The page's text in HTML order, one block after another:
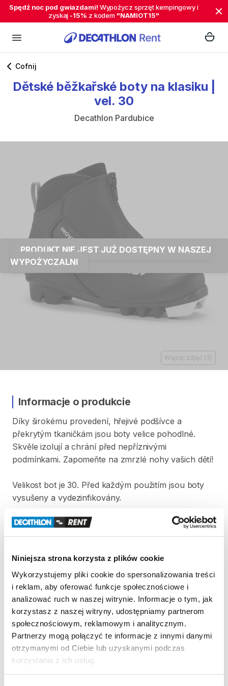
Niniejsza strona korzysta z plików cookie
Wykorzystujemy pliki cookie do spersonalizowania treści
i reklam, aby oferować funkcje społecznościowe i
analizować ruch w naszej witrynie. Informacje o tym, jak
korzystasz z naszej witryny, udostępniamy partnerom
społecznościowym, reklamowym i analitycznym.
Partnerzy mogą połączyć te informacje z innymi danymi
otrzymanymi od Ciebie lub uzyskanymi podczas
korzystania z ich usług.
Spędź noc pod gwiazdami! Wypożycz sprzęt kempingowy i
zyskaj -15% z kodem "NAMIOT15"
Cofnij
Dětské běžkařské boty na klasiku
vel. 30
Decathlon Pardubice
PRODUKT NIE JEST JUŻ DOSTĘPNY W NASZEJ
WYPOŻYCZALNI
Więcej zdjęć ( 3 )
Informacje o produkcie
Díky širokému provedení​​​​,​ hřejivé podšívce a
překrytým tkaničkám jsou boty velice pohodlné.
Skvěle izolují a chrání před nepříznivými
podmínkami. Zapomeňte na zmrzlé nohy vašich dětí!
Velikost bot je 30. Před každým použitím jsou boty
vysušeny a vydezinfikovány.
Strona produktu w sklepie
Zasady wypożyczenia
REGULAMIN
Regulamin wypożyczalni
KAUCJA
Pro vypůjčení produktu není vyžadována vratná či